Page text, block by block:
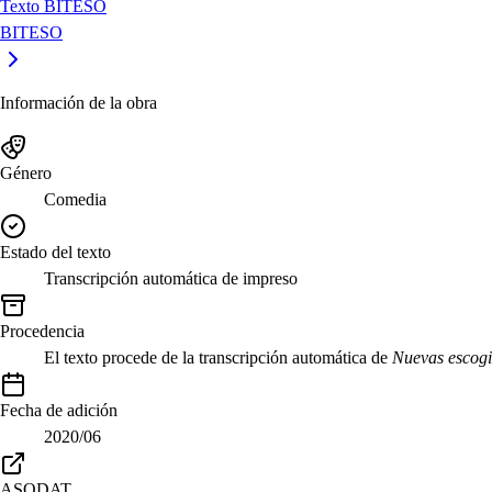
Texto BITESO
BITESO
Información de la obra
Género
Comedia
Estado del texto
Transcripción automática de impreso
Procedencia
El texto procede de la transcripción automática de Nuevas
Fecha de adición
2020/06